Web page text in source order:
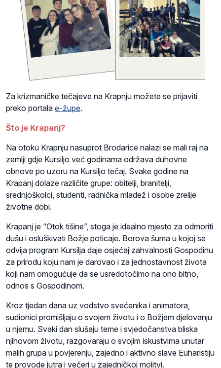
Za krizmaničke tečajeve na Krapnju možete se prijaviti
preko portala e-župe.
Što je Krapanj?
Na otoku Krapnju nasuprot Brodarice nalazi se mali raj na
zemlji gdje Kursiljo već godinama održava duhovne
obnove po uzoru na Kursiljo tečaj. Svake godine na
Krapanj dolaze različite grupe: obitelji, branitelji,
srednjoškolci, studenti, radnička mladež i osobe zrelije
životne dobi.
Krapanj je “Otok tišine”, stoga je idealno mjesto za odmoriti
dušu i osluškivati Božje poticaje. Borova šuma u kojoj se
odvija program Kursilja daje osjećaj zahvalnosti Gospodinu
za prirodu koju nam je darovao i za jednostavnost života
koji nam omogućuje da se usredotočimo na ono bitno,
odnos s Gospodinom.
Kroz tjedan dana uz vodstvo svećenika i animatora,
sudionici promišljaju o svojem životu i o Božjem djelovanju
u njemu. Svaki dan slušaju teme i svjedočanstva bliska
njihovom životu, razgovaraju o svojim iskustvima unutar
malih grupa u povjerenju, zajedno i aktivno slave Euharistiju
te provode jutra i večeri u zajedničkoj molitvi.